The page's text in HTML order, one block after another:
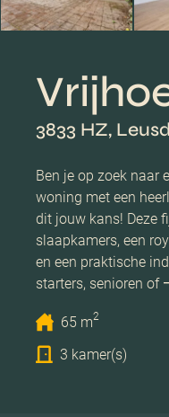
3833 HZ,
Ben je op zoek naar
woning met een
dit jouw kans! Deze
slaapkamers, een
en een praktische
starters, senioren of
65 m2
3 kamer(s)